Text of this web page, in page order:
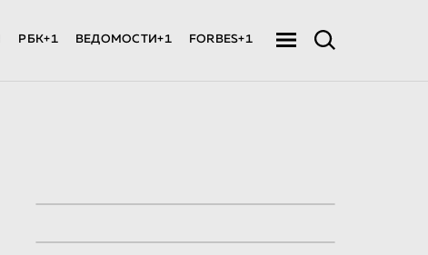
РБК+1 ВЕДОМОСТИ+1 FORBES+1